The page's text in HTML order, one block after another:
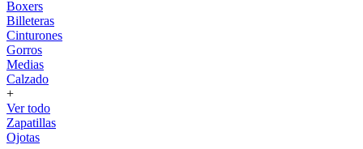
Boxers
Billeteras
Cinturones
Gorros
Medias
Calzado
+
Ver todo
Zapatillas
Ojotas